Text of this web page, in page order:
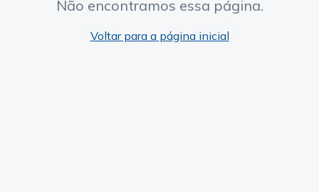
Não encontramos essa página.
Voltar para a página inicial